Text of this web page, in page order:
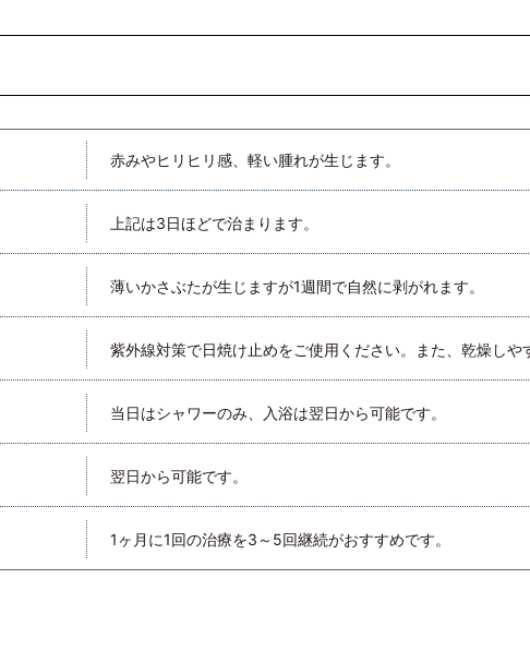
赤みやヒリヒリ感、軽い腫れが生じます。
上記は3日ほどで治まります。
薄いかさぶたが生じますが1週間で自然に剥がれます。
紫外線対策で日焼け止めをご使用ください。また、乾燥しや
当日はシャワーのみ、入浴は翌日から可能です。
翌日から可能です。
1ヶ月に1回の治療を3～5回継続がおすすめです。